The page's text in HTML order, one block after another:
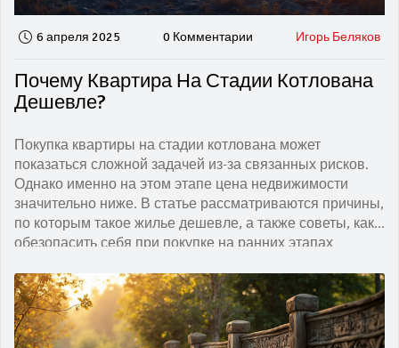
6 апреля 2025 0 Комментарии Игорь Беляков
Почему Квартира На Стадии Котлована
Дешевле?
Покупка квартиры на стадии котлована может
показаться сложной задачей из-за связанных рисков.
Однако именно на этом этапе цена недвижимости
значительно ниже. В статье рассматриваются причины,
по которым такое жилье дешевле, а также советы, как
обезопасить себя при покупке на ранних этапах